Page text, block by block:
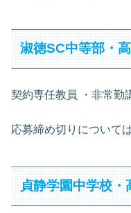
淑徳SC中等部・
契約専任教員 ・非常勤
応募締め切りについて
貞静学園中学校・